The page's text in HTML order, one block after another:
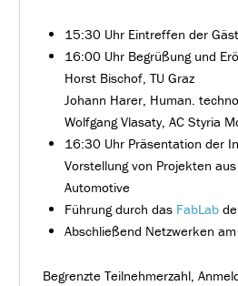
15:30 Uhr Eintreffen der
16:00 Uhr Begrüßung und
Horst Bischof, TU Graz
Johann Harer, Human.
Wolfgang Vlasaty, AC Styria
16:30 Uhr Präsentation der
Vorstellung von Projekten
Automotive
Führung durch das FabLab
Abschließend Netzwerken
Begrenzte Teilnehmerzahl,